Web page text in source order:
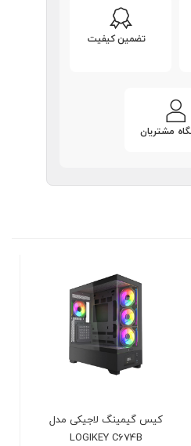
تضمین کیفیت
مشتریان
PRIME H610M-K D5